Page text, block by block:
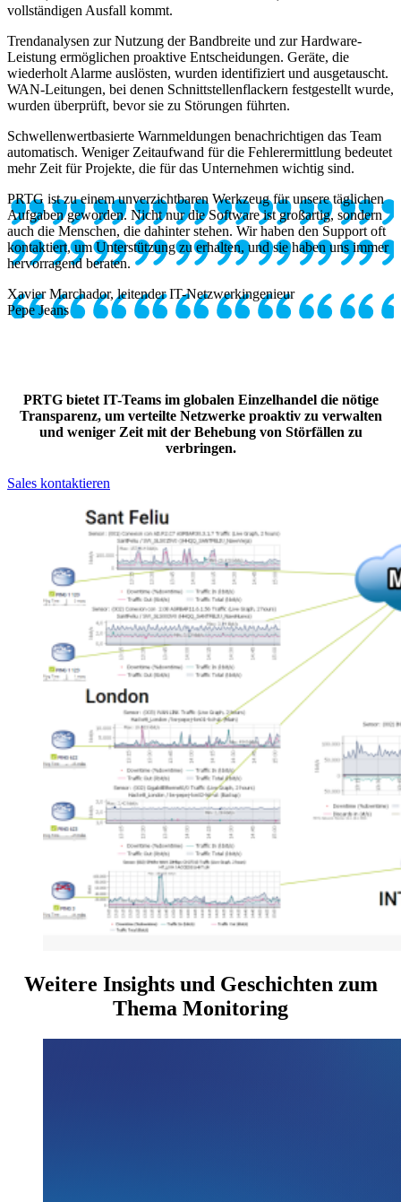
vollständigen Ausfall kommt.
Trendanalysen zur Nutzung der Bandbreite und zur Hardware-
Leistung ermöglichen proaktive Entscheidungen. Geräte, die
wiederholt Alarme auslösten, wurden identifiziert und ausgetauscht.
WAN-Leitungen, bei denen Schnittstellenflackern festgestellt wurde,
wurden überprüft, bevor sie zu Störungen führten.
Schwellenwertbasierte Warnmeldungen benachrichtigen das Team
automatisch. Weniger Zeitaufwand für die Fehlerermittlung bedeutet
mehr Zeit für Projekte, die für das Unternehmen wichtig sind.
PRTG ist zu einem unverzichtbaren Werkzeug für unsere täglichen
Aufgaben geworden. Nicht nur die Software ist großartig, sondern
auch die Menschen, die dahinter stehen. Wir haben den Support oft
kontaktiert, um Unterstützung zu erhalten, und sie haben uns immer
hervorragend beraten.
Xavier Marchador, leitender IT-Netzwerkingenieur
Pepe Jeans
PRTG bietet IT-Teams im globalen Einzelhandel die nötige
Transparenz, um verteilte Netzwerke proaktiv zu verwalten
und weniger Zeit mit der Behebung von Störfällen zu
verbringen.
Sales kontaktieren
Weitere Insights und Geschichten zum
Thema Monitoring